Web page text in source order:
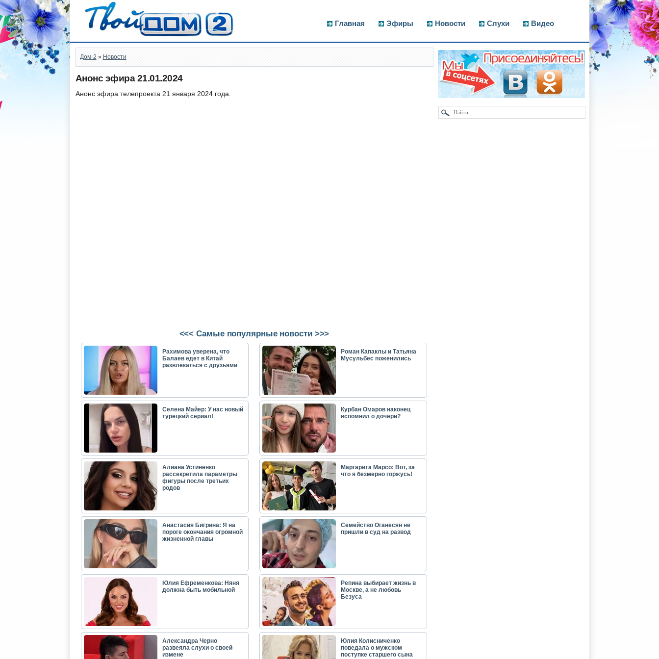
Главная Эфиры Новости Слухи Видео
Дом-2 » Новости
Анонс эфира 21.01.2024
Анонс эфира телепроекта 21 января 2024 года.
<<< Самые популярные новости >>>
Рахимова уверена, что
Балаев едет в Китай
развлекаться с друзьями
Роман Капаклы и Татьяна
Мусульбес поженились
Селена Майер: У нас новый
турецкий сериал!
Курбан Омаров наконец
вспомнил о дочери?
Алиана Устиненко
рассекретила параметры
фигуры после третьих
родов
Маргарита Марсо: Вот, за
что я безмерно горжусь!
Анастасия Бигрина: Я на
пороге окончания огромной
жизненной главы
Семейство Оганесян не
пришли в суд на развод
Юлия Ефременкова: Няня
должна быть мобильной
Репина выбирает жизнь в
Москве, а не любовь
Безуса
Александра Черно
развеяла слухи о своей
измене
Юлия Колисниченко
поведала о мужском
поступке старшего сына